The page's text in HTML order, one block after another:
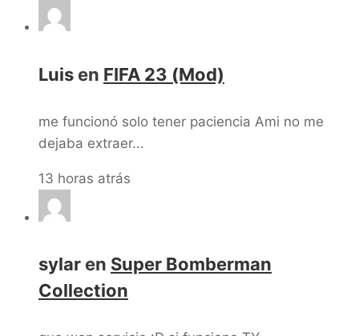
Luis en FIFA 23 (Mod)
me funcionó solo tener paciencia Ami no me
dejaba extraer...
13 horas atrás
sylar en Super Bomberman
Collection